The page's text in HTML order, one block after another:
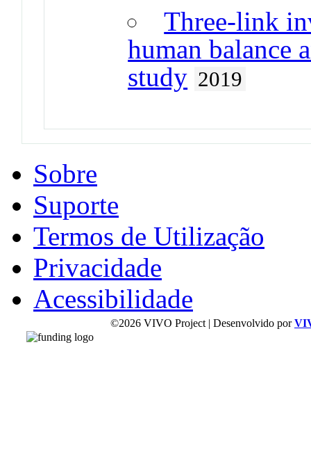
Three-link
human balance
study 2019
Sobre
Suporte
Termos de Utilização
Privacidade
Acessibilidade
©2026 VIVO Project | Desenvolvido por